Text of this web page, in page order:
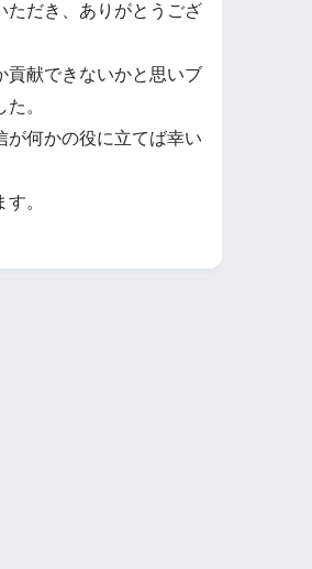
ただき、ありがとうござ
貢献できないかと思いブ
。
が何かの役に立てば幸い
。